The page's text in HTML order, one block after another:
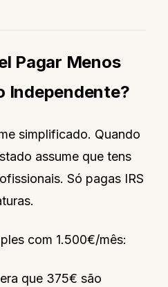
Pagar Menos
Independente?
simplificado. Quando
assume que tens
Só pagas IRS
com 1.500€/mês:
que 375€ são